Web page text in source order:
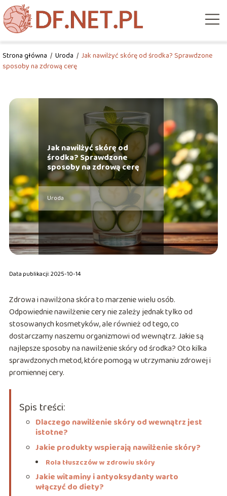
Strona główna / Uroda / Jak nawilżyć skórę od środka? Sprawdzone
sposoby na zdrową cerę
Jak nawilżyć skórę od
środka? Sprawdzone
sposoby na zdrową cerę
Uroda
Data publikacji: 2025-10-14
Zdrowa i nawilżona skóra to marzenie wielu osób.
Odpowiednie nawilżenie cery nie zależy jednak tylko od
stosowanych kosmetyków, ale również od tego, co
dostarczamy naszemu organizmowi od wewnątrz. Jakie są
najlepsze sposoby na nawilżenie skóry od środka? Oto kilka
sprawdzonych metod, które pomogą w utrzymaniu zdrowej i
promiennej cery.
Spis treści:
Dlaczego nawilżenie skóry od wewnątrz jest
istotne?
Jakie produkty wspierają nawilżenie skóry?
Rola tłuszczów w zdrowiu skóry
Jakie witaminy i antyoksydanty warto
włączyć do diety?